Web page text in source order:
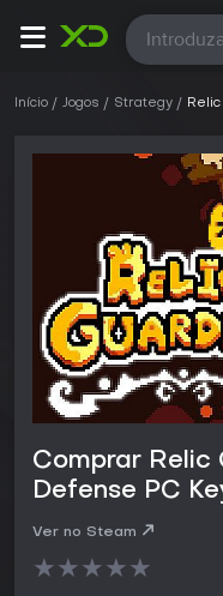
Todas
Início Jogos Strategy
Comprar Relic
Defense PC
Ver no Steam
★★★★★